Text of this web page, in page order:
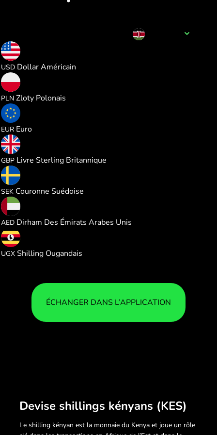
USD Dollar Américain
PLN Zloty Polonais
EUR Euro
GBP Livre Sterling Britannique
SEK Couronne Suédoise
AED Dirham Des Émirats Arabes Unis
UGX Shilling Ougandais
ÉCHANGER DANS L’APPLICATION
Devise shillings kényans (KES)
Le shilling kényan est la monnaie du Kenya et joue un rôle